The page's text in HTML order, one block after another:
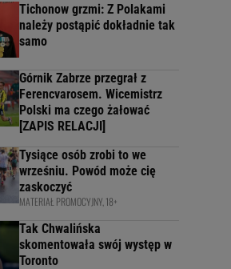
Tichonow grzmi: Z Polakami
należy postąpić dokładnie tak
samo
Górnik Zabrze przegrał z
Ferencvarosem. Wicemistrz
Polski ma czego żałować
[ZAPIS RELACJI]
Tysiące osób zrobi to we
wrześniu. Powód może cię
zaskoczyć
MATERIAŁ PROMOCYJNY, 18+
Tak Chwalińska
skomentowała swój występ w
Toronto